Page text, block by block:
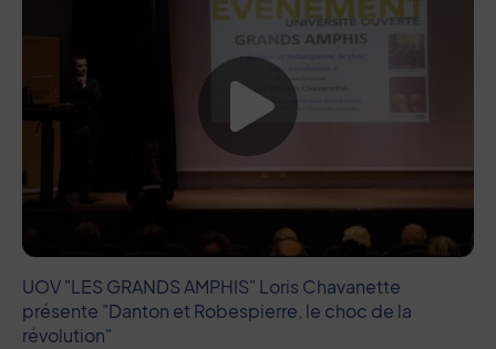
UOV "LES GRANDS AMPHIS" Loris Chavanette
présente "Danton et Robespierre, le choc de la
révolution"